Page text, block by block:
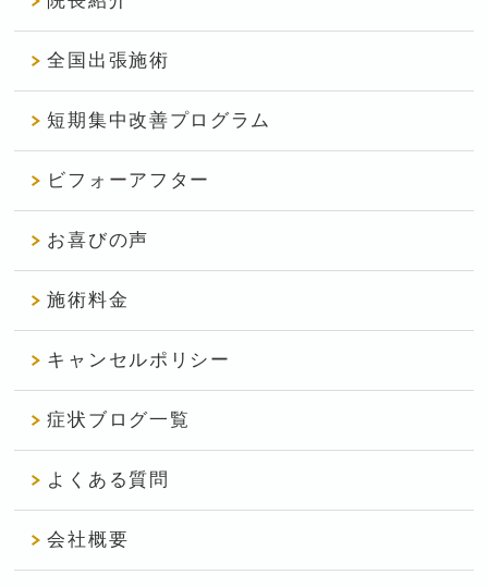
全国出張施術
短期集中改善プログラム
ビフォーアフター
お喜びの声
施術料金
キャンセルポリシー
症状ブログ一覧
よくある質問
会社概要